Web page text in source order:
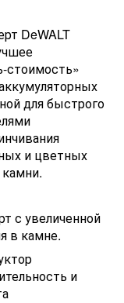
DeWALT
стоимость»
для быстрого
и цветных
с увеличенной
в камне.
и